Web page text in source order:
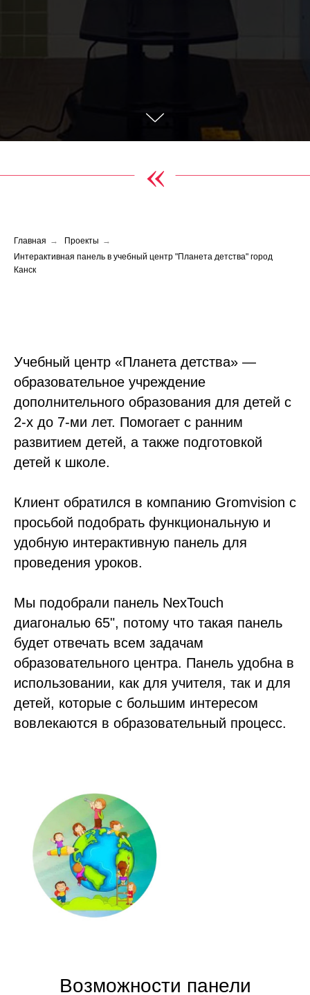
«
Главная → Проекты →
Интерактивная панель в учебный центр "Планета детства" город
Канск
Учебный центр «Планета детства» —
образовательное учреждение
дополнительного образования для детей с
2-х до 7-ми лет. Помогает с ранним
развитием детей, а также подготовкой
детей к школе.
Клиент обратился в компанию Gromvision с
просьбой подобрать функциональную и
удобную интерактивную панель для
проведения уроков.
Мы подобрали панель NexTouch
диагональю 65", потому что такая панель
будет отвечать всем задачам
образовательного центра. Панель удобна в
использовании, как для учителя, так и для
детей, которые с большим интересом
вовлекаются в образовательный процесс.
Возможности панели